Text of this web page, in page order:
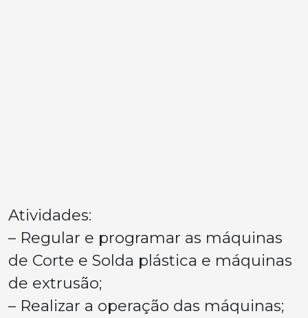
Atividades:
– Regular e programar as máquinas
de Corte e Solda plástica e máquinas
de extrusão;
– Realizar a operação das máquinas;